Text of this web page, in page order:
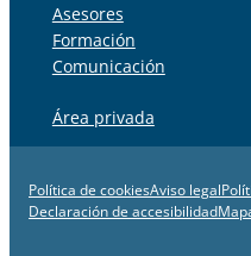
Asesores
Formación
Comunicación
Área privada
Política de cookiesAviso legal
Declaración de accesibilidad